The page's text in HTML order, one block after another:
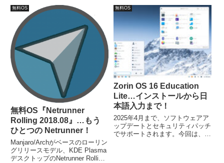
リインストールされています。ま
た、ネット系は、Chrome、
Firefox、Skype、Thunderbirdな
ど。
ョンを使わなくても十分役立つで
しょう。
無料OS
無料OS『Netrunner
Rolling 2018.08』…もう
ひとつの Netrunner！
Manjaro/Archがベースのローリン
グリリースモデル、KDE Plasma
デスクトップのNetrunner Rolling
無料OS
Zorin OS 16 Education
Lite…インストールから日
本語入力まで！
2025年4月まで、ソフトウェアア
ップデートとセキュリティパッチ
でサポートされます。今回は、